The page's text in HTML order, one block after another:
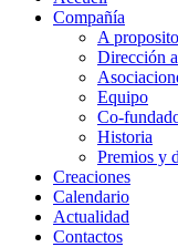
Compañía
A proposito
Dirección
Equipo
Co-
Historia
Premios y
Creaciones
Calendario
Actualidad
Contactos